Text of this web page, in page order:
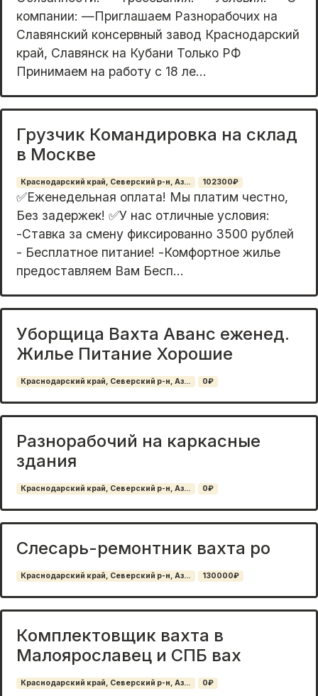
компании: —Приглашаем Разнорабочих на
Славянский консервный завод Краснодарский
край, Славянск на Кубани Только PФ
Принимаeм нa paбoту c 18 лe...
Грузчик Командировка на склад
в Москве
Краснодарский край, Северский р-н, Аз... 102300₽
✅Еженедельная оплата! Мы платим честно,
Без задержек! ✅У нас отличные условия:
-Ставка за смену фиксированно 3500 рублей
- Бесплатное питание! -Комфортное жилье
предоставляем Вам Бесп...
Уборщица Вахта Аванс еженед.
Жилье Питание Хорошие
Краснодарский край, Северский р-н, Аз... 0₽
Разнорабочий на каркасные
здания
Краснодарский край, Северский р-н, Аз... 0₽
Слесарь-ремонтник вахта ро
Краснодарский край, Северский р-н, Аз... 130000₽
Комплектовщик вахта в
Малоярославец и СПБ вах
Краснодарский край, Северский р-н, Аз... 0₽